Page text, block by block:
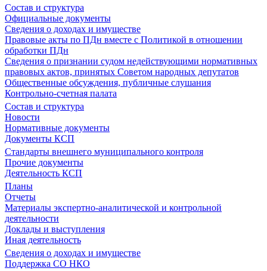
Состав и структура
Официальные документы
Сведения о доходах и имуществе
Правовые акты по ПДн вместе с Политикой в отношении
обработки ПДн
Сведения о признании судом недействующими нормативных
правовых актов, принятых Советом народных депутатов
Общественные обсуждения, публичные слушания
Контрольно-счетная палата
Состав и структура
Новости
Нормативные документы
Документы КСП
Стандарты внешнего муниципального контроля
Прочие документы
Деятельность КСП
Планы
Отчеты
Материалы экспертно-аналитической и контрольной
деятельности
Доклады и выступления
Иная деятельность
Сведения о доходах и имуществе
Поддержка СО НКО